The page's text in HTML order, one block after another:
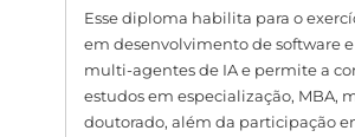
Esse diploma habilita para o
em desenvolvimento de software
multi-agentes de IA e permite a
estudos em especialização, MBA,
doutorado, além da participação